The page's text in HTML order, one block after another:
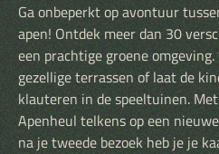
Ga onbeperkt op avontuur
apen! Ontdek meer dan 30
een prachtige groene
gezellige terrassen of laat de
klauteren in de speeltuinen.
Apenheul telkens op een
na je tweede bezoek heb je je